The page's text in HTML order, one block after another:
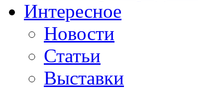
Интересное
Новости
Статьи
Выставки